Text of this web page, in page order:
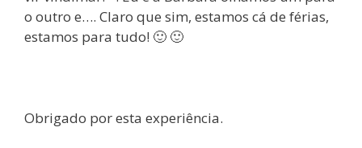
o outro e…. Claro que sim, estamos cá de férias,
estamos para tudo! 🙂 🙂
Obrigado por esta experiência.